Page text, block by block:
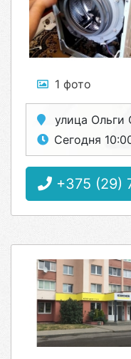
1 фото
улица Ольги
Сегодня
+375 (29)